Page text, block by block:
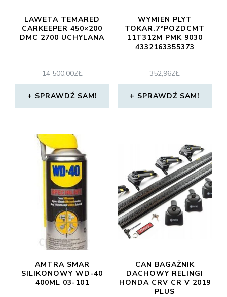
LAWETA TEMARED
CARKEEPER 450×200
DMC 2700 UCHYLANA
14 500,00ZŁ
SPRAWDŹ SAM!
WYMIEN PLYT
TOKAR.7°POZDCMT
11T312M PMK 9030
4332163355373
352,96ZŁ
SPRAWDŹ SAM!
AMTRA SMAR
SILIKONOWY WD-40
400ML 03-101
CAN BAGAŻNIK
DACHOWY RELINGI
HONDA CRV CR V 2019
PLUS